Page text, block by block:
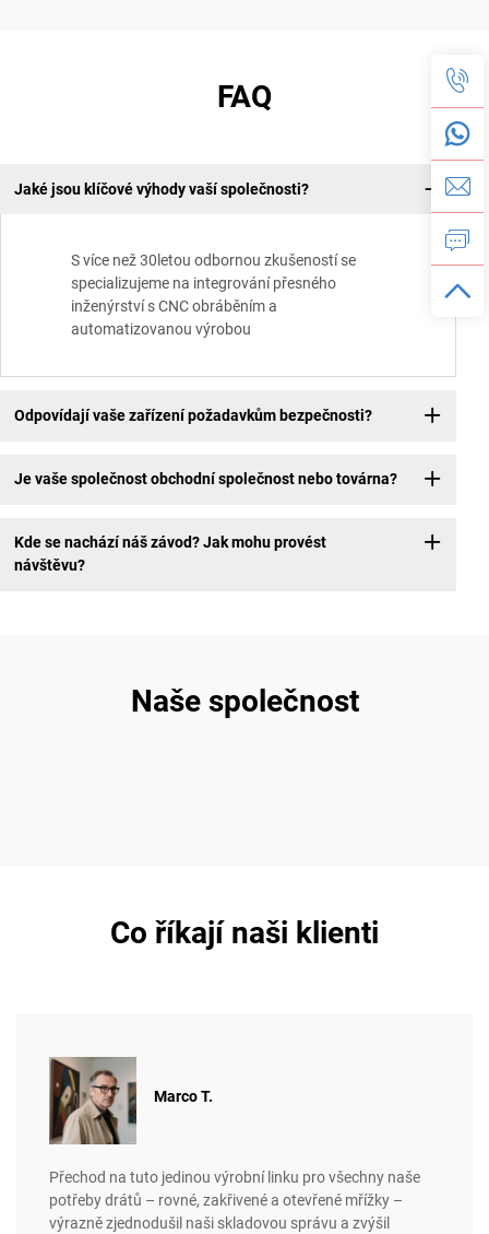
FAQ
Jaké jsou klíčové výhody vaší společnosti?
S více než 30letou odbornou zkušeností se
specializujeme na integrování přesného
inženýrství s CNC obráběním a
automatizovanou výrobou
Odpovídají vaše zařízení požadavkům bezpečnosti?
Je vaše společnost obchodní společnost nebo továrna?
Kde se nachází náš závod? Jak mohu provést
návštěvu?
Naše společnost
Co říkají naši klienti
Marco T.
Přechod na tuto jedinou výrobní linku pro všechny naše
potřeby drátů – rovné, zakřivené a otevřené mřížky –
výrazně zjednodušil naši skladovou správu a zvýšil